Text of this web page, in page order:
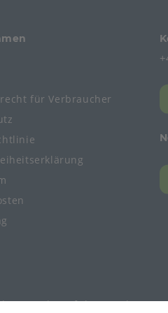
für Verbraucher
Member of the Bunzl Group